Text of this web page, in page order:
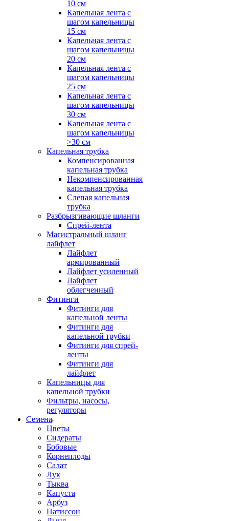
10 см
Капельная лента с
шагом капельницы
15 см
Капельная лента с
шагом капельницы
20 см
Капельная лента с
шагом капельницы
25 см
Капельная лента с
шагом капельницы
30 см
Капельная лента с
шагом капельницы
>30 см
Капельная трубка
Компенсированная
капельная трубка
Некомпенсированная
капельная трубка
Слепая капельная
трубка
Разбрызгивающие шланги
Спрей-лента
Магистральный шланг
лайфлет
Лайфлет
армированный
Лайфлет усиленный
Лайфлет
облегченный
Фитинги
Фитинги для
капельной ленты
Фитинги для
капельной трубки
Фитинги для спрей-
ленты
Фитинги для
лайфлет
Капельницы для
капельной трубки
Фильтры, насосы,
регуляторы
Семена
Цветы
Сидераты
Бобовые
Корнеплоды
Салат
Лук
Тыква
Капуста
Арбуз
Патиссон